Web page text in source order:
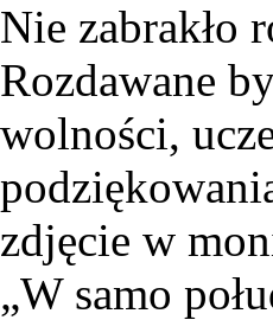
Nie zabrakło
Rozdawane
wolności,
zdjęcie w
„W samo